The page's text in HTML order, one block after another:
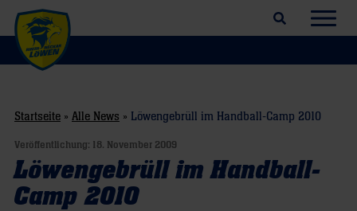
Suchfeld öffnen
Startseite » Alle News » Löwengebrüll im Handball-Camp 2010
Veröffentlichung: 18. November 2009
Löwengebrüll im Handball-
Camp 2010